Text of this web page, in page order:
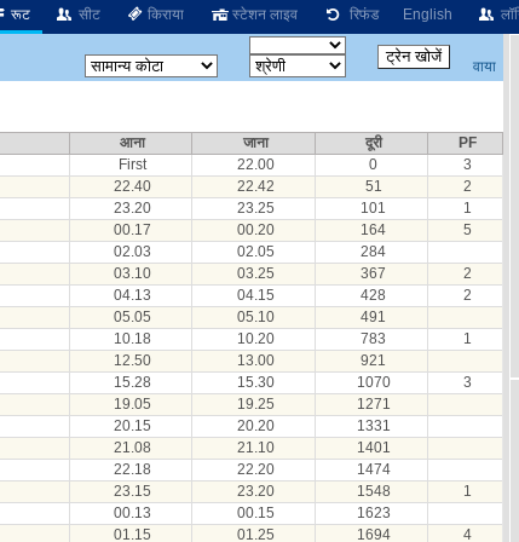
रूट सीट किराया स्टेशन लाइव रिफंड English
वाया
आना जाना दूरी
PF
First 22.00 0
3
22.40 22.42 51
2
23.20 23.25 101
1
00.17 00.20 164
5
02.03 02.05
284
03.10 03.25 367
2
04.13 04.15 428
2
05.05 05.10
491
10.18 10.20 783
1
12.50 13.00
921
15.28 15.30 1070
3
19.05 19.25
1271
20.15 20.20
1331
21.08 21.10
1401
22.18 22.20
1474
23.15 23.20 1548
1
00.13 00.15
1623
01.15 01.25 1694 4